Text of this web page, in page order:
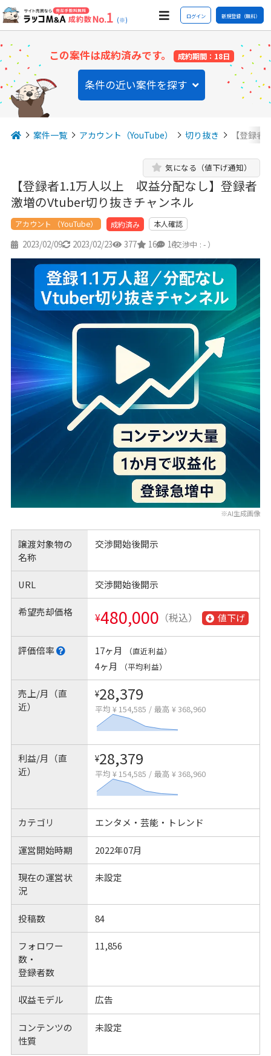
(※) ログイン 新規登録（無料）
この案件は成約済みです。 成約期間：18日
条件の近い案件を探す
案件一覧 アカウント（YouTube） 切り抜き 【登録
【登録者1.1万人以上 収益分配なし】登録者
激増のVtuber切り抜きチャンネル
気になる（値下げ通知）
アカウント （YouTube） 成約済み 本人確認
2023/02/09 2023/02/23 377 16 14
（交渉中 : - ）
※AI生成画像
譲渡対象物の
名称
交渉開始後開示
URL 交渉開始後開示
希望売却価格 ¥480,000 （税込） 値下げ
評価倍率 17ヶ月 （直近利益）
4ヶ月 （平均利益）
売上/月（直
近）
¥28,379
平均 ¥ 154,585 / 最高 ¥ 368,960
利益/月（直
近）
¥28,379
平均 ¥ 154,585 / 最高 ¥ 368,960
カテゴリ エンタメ・芸能・トレンド
運営開始時期 2022年07月
現在の運営状
況
未設定
投稿数 84
フォロワー
数・
登録者数
11,856
収益モデル 広告
コンテンツの
性質
未設定